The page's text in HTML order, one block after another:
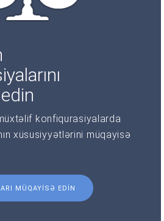
konfiqurasiyalarda
xüsusiyyətlərini müqayisə
MÜQAYISƏ EDIN